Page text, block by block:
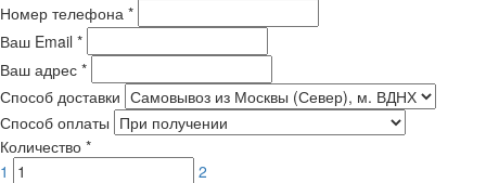
Номер телефона *
Ваш Email *
Ваш адрес *
Способ доставки
Способ оплаты
Количество *
1
2